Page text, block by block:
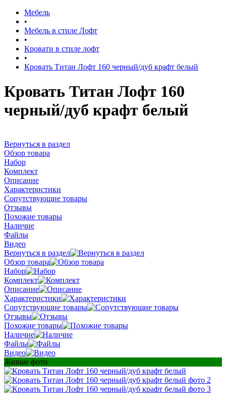
Мебель
•
Мебель в стиле Лофт
•
Кровати в стиле лофт
•
Кровать Титан Лофт 160 черный/дуб крафт белый
Кровать Титан Лофт 160
черный/дуб крафт белый
Вернуться в раздел
Обзор товара
Набор
Комплект
Описание
Характеристики
Сопутствующие товары
Отзывы
Похожие товары
Наличие
Файлы
Видео
Вернуться в раздел
Обзор товара
Набор
Комплект
Описание
Характеристики
Сопутствующие товары
Отзывы
Похожие товары
Наличие
Файлы
Видео
Живые фото